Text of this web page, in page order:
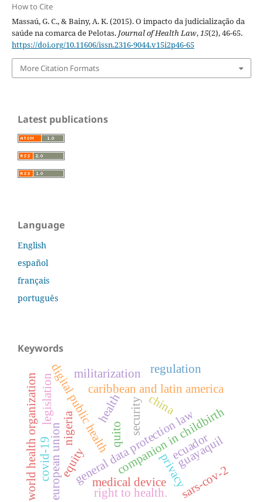
How to Cite
Massaú, G. C., & Bainy, A. K. (2015). O impacto da judicialização da
saúde na comarca de Pelotas. Journal of Health Law,15(2), 46-65.
https://doi.org/10.11606/issn.2316-9044.v15i2p46-65
More Citation Formats
Latest publications
Language
English
español
français
português
Keywords
equitygeneral data protection law
privacy
digital public health
medical device
security
european union companion in childbirth
caribbean and latin america
legislation
covid-19 ecuador
guayaquil
quito
sars-cov-2
health
nigeria
world health organization right to health.
china
militarization regulation